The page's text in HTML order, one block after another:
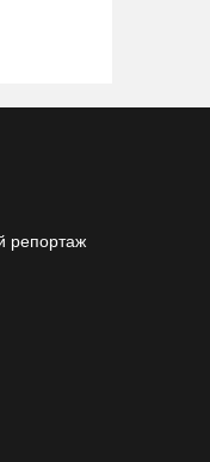
репортаж